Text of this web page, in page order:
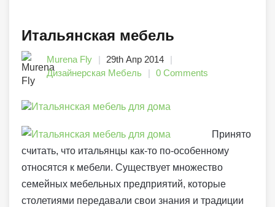
Итальянская мебель
Murena Fly
29th Апр 2014
Дизайнерская Мебель
0 Comments
Принято
считать, что итальянцы как-то по-особенному
относятся к мебели. Существует множество
семейных мебельных предприятий, которые
столетиями передавали свои знания и традиции